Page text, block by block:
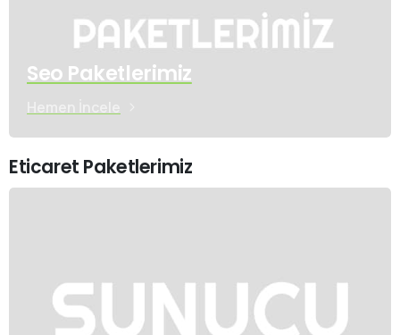
Seo Paketlerimiz
Eticaret Paketlerimiz